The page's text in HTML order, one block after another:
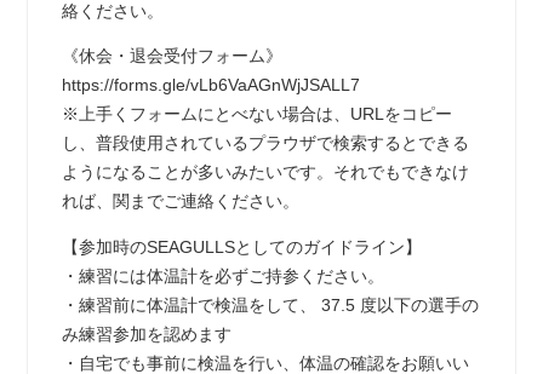
絡ください。
《休会・退会受付フォーム》
https://forms.gle/vLb6VaAGnWjJSALL7
※上手くフォームにとべない場合は、URLをコピー
し、普段使用されているプラウザで検索するとできる
ようになることが多いみたいです。それでもできなけ
れば、関までご連絡ください。
【参加時のSEAGULLSとしてのガイドライン】
・練習には体温計を必ずご持参ください。
・練習前に体温計で検温をして、 37.5 度以下の選手の
み練習参加を認めます
・自宅でも事前に検温を行い、体温の確認をお願いい